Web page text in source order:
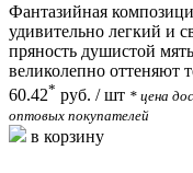
Фантазийная
удивительно легкий и
пряность душистой
великолепно оттеняют
60.42* руб. / шт * цена
оптовых покупателей
в корзину